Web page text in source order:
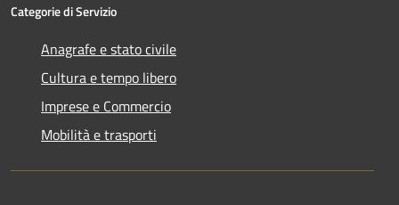
Categorie di Servizio
Anagrafe e stato civile
Cultura e tempo libero
Imprese e Commercio
Mobilità e trasporti